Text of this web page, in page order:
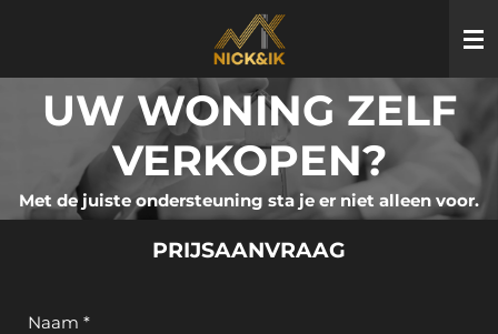
naar
UW WONING ZELF
VERKOPEN?
Met de juiste ondersteuning sta je er niet alleen voor.
PRIJSAANVRAAG
Naam *